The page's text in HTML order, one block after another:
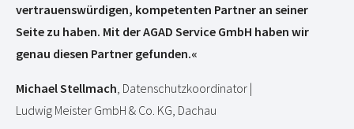
vertrauenswürdigen, kompetenten Partner an seiner
Seite zu haben. Mit der AGAD Service GmbH haben wir
genau diesen Partner gefunden.«
Michael Stellmach , Datenschutzkoordinator |
Ludwig Meister GmbH & Co. KG, Dachau